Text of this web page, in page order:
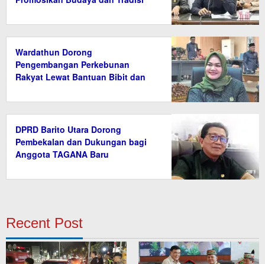
Wardathun Dorong
Pengembangan Perkebunan
Rakyat Lewat Bantuan Bibit dan
DPRD Barito Utara Dorong
Pembekalan dan Dukungan bagi
Anggota TAGANA Baru
Recent Post